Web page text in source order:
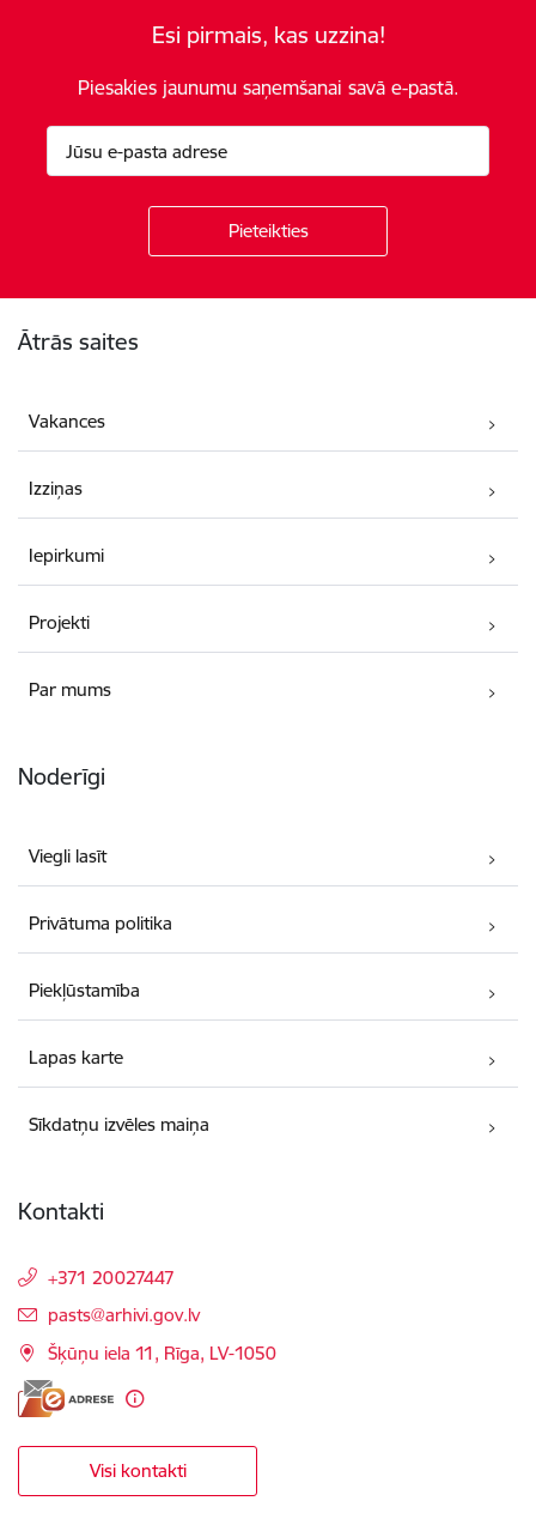
Esi pirmais, kas uzzina!
Piesakies jaunumu saņemšanai savā e-pastā.
Ātrās saites
Vakances
Izziņas
Iepirkumi
Projekti
Par mums
Noderīgi
Viegli lasīt
Privātuma politika
Piekļūstamība
Lapas karte
Sīkdatņu izvēles maiņa
Kontakti
+371 20027447
E-pasts:
pasts@arhivi.gov.lv
Šķūņu iela 11, Rīga, LV-1050
Visi kontakti